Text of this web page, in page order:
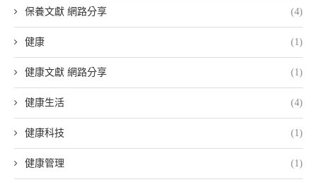
保養文獻 網路分享 (4)
健康 (1)
健康文獻 網路分享 (1)
健康生活 (4)
健康科技 (1)
健康管理 (1)